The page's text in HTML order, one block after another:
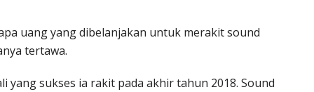
uang yang dibelanjakan untuk merakit sound
tertawa.
sukses ia rakit pada akhir tahun 2018. Sound